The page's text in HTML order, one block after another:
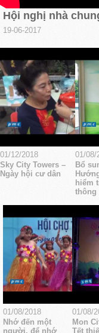
Hội nghị nhà
19-06-2017
01/12/2018
Sky City Towers –
Ngày hội cư dân
01/08/
Bổ
hiểm
thông
01/08/2018
Nhớ đến một
người, để nhớ
01/08/
Mon
Tết